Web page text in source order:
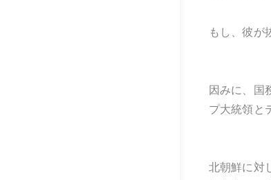
もし、彼が
因みに、国
プ大統領と
北朝鮮に対